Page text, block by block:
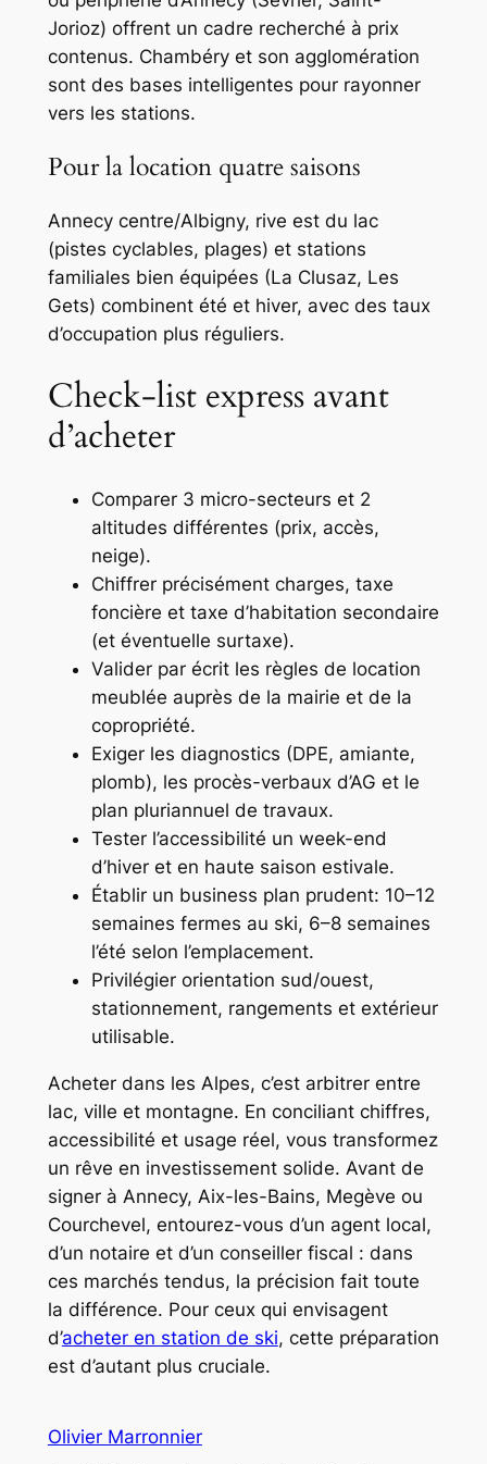
Jorioz) offrent un cadre recherché à prix
contenus. Chambéry et son agglomération
sont des bases intelligentes pour rayonner
vers les stations.
Pour la location quatre saisons
Annecy centre/Albigny, rive est du lac
(pistes cyclables, plages) et stations
familiales bien équipées (La Clusaz, Les
Gets) combinent été et hiver, avec des taux
d’occupation plus réguliers.
Check-list express avant
d’acheter
Comparer 3 micro-secteurs et 2
altitudes différentes (prix, accès,
neige).
Chiffrer précisément charges, taxe
foncière et taxe d’habitation secondaire
(et éventuelle surtaxe).
Valider par écrit les règles de location
meublée auprès de la mairie et de la
copropriété.
Exiger les diagnostics (DPE, amiante,
plomb), les procès-verbaux d’AG et le
plan pluriannuel de travaux.
Tester l’accessibilité un week-end
d’hiver et en haute saison estivale.
Établir un business plan prudent: 10–12
semaines fermes au ski, 6–8 semaines
l’été selon l’emplacement.
Privilégier orientation sud/ouest,
stationnement, rangements et extérieur
utilisable.
Acheter dans les Alpes, c’est arbitrer entre
lac, ville et montagne. En conciliant chiffres,
accessibilité et usage réel, vous transformez
un rêve en investissement solide. Avant de
signer à Annecy, Aix-les-Bains, Megève ou
Courchevel, entourez-vous d’un agent local,
d’un notaire et d’un conseiller fiscal : dans
ces marchés tendus, la précision fait toute
la différence. Pour ceux qui envisagent
d’acheter en station de ski, cette préparation
est d’autant plus cruciale.
Olivier Marronnier